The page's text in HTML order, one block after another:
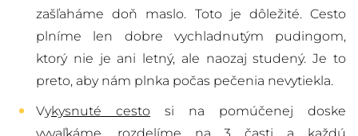
zašľaháme doň maslo. Toto je dôležité. Cesto
plníme len dobre vychladnutým pudingom,
ktorý nie je ani letný, ale naozaj studený. Je to
preto, aby nám plnka počas pečenia nevytiekla.
Vykysnuté cesto si na pomúčenej doske
vyvaľkáme, rozdelíme na 3 časti a každú